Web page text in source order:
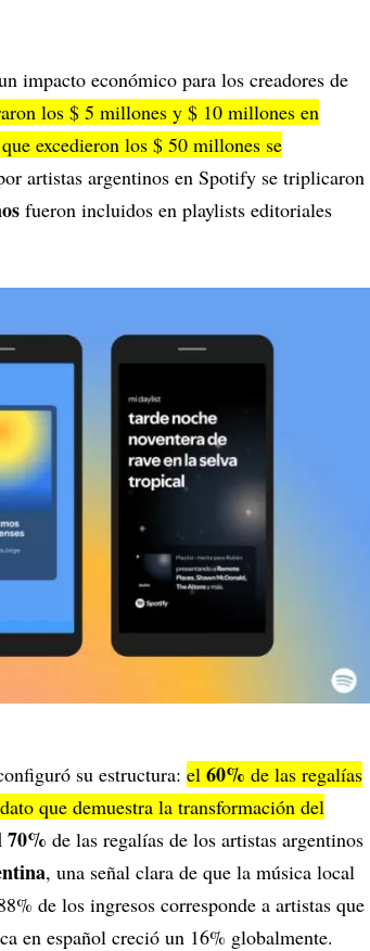
impacto económico para los creadores de
los $ 5 millones y $ 10 millones en
excedieron los $ 50 millones se
artistas argentinos en Spotify se triplicaron
fueron incluidos en playlists editoriales
su estructura: el 60% de las regalías
que demuestra la transformación del
70% de las regalías de los artistas argentinos
, una señal clara de que la música local
de los ingresos corresponde a artistas que
en español creció un 16% globalmente.